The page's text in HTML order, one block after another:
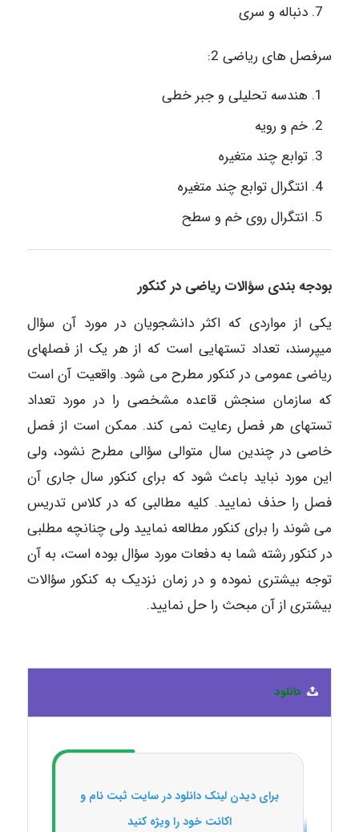
دنباله و سری
سرفصل های ریاضی 2:
هندسه تحلیلی و جبر خطی
خم و رویه
توابع چند متغیره
انتگرال توابع چند متغیره
انتگرال روی خم و سطح
بودجه بندی سؤالات ریاضی در کنکور
یکی از مواردی که اکثر دانشجویان در مورد آن سؤال
میپرسند، تعداد تستهایی است که از هر یک از فصلهای
ریاضی عمومی در کنکور مطرح می شود. واقعیت آن است
که سازمان سنجش قاعده مشخصی را در مورد تعداد
تستهای هر فصل رعایت نمی کند. ممکن است از فصل
خاصی در چندین سال متوالی سؤالی مطرح نشود، ولی
این مورد نباید باعث شود که برای کنکور سال جاری آن
فصل را حذف نمایید. کلیه مطالبی که در کلاس تدریس
می شوند را برای کنکور مطالعه نمایید ولی چنانچه مطلبی
در کنکور رشته شما به دفعات مورد سؤال بوده است، به آن
توجه بیشتری نموده و در زمان نزدیک به کنکور سؤالات
بیشتری از آن مبحث را حل نمایید.
دانلود
برای دیدن لینک دانلود در سایت ثبت نام و
اکانت خود را ویژه کنید